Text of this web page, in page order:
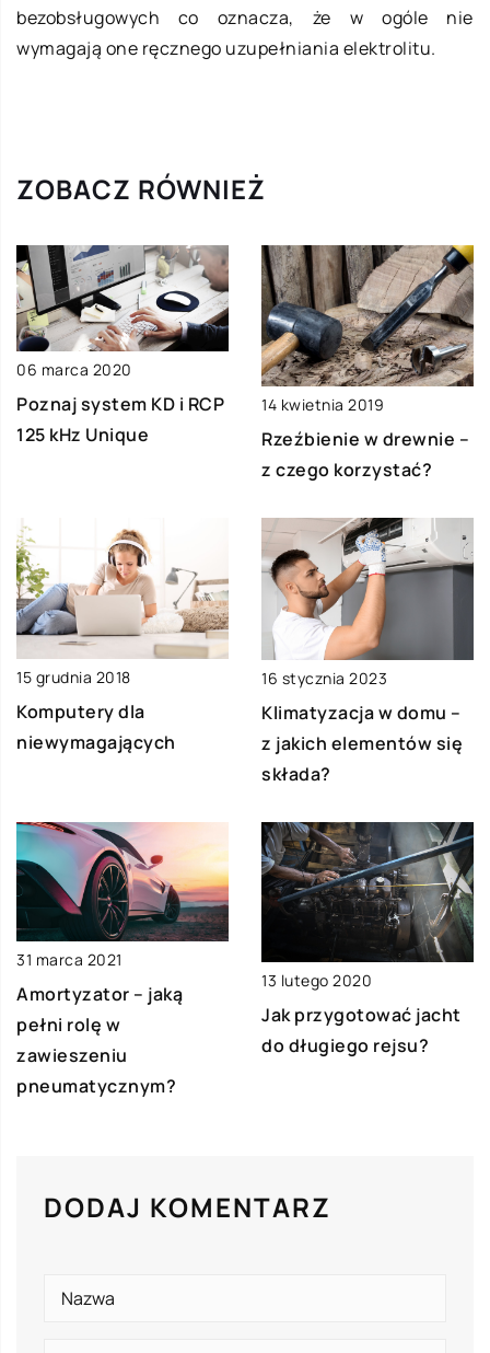
bezobsługowych co oznacza, że w ogóle nie
wymagają one ręcznego uzupełniania elektrolitu.
ZOBACZ RÓWNIEŻ
06 marca 2020
Poznaj system KD i RCP
125 kHz Unique
14 kwietnia 2019
Rzeźbienie w drewnie –
z czego korzystać?
15 grudnia 2018
Komputery dla
niewymagających
16 stycznia 2023
Klimatyzacja w domu –
z jakich elementów się
składa?
31 marca 2021
Amortyzator – jaką
pełni rolę w
zawieszeniu
pneumatycznym?
13 lutego 2020
Jak przygotować jacht
do długiego rejsu?
DODAJ KOMENTARZ